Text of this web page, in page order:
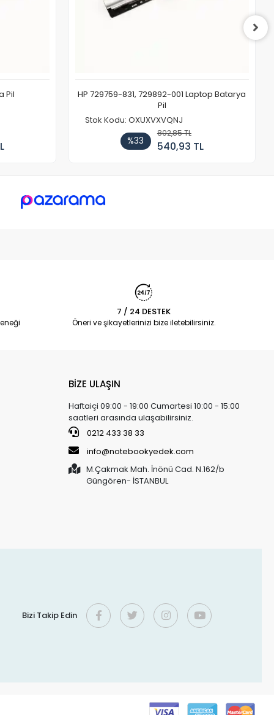
Pil
HP 729759-831, 729892-001 Laptop Batarya
Pil
Stok Kodu: OXUXVXVQNJ
%33
802,85 TL
540,93 TL
7 / 24 DESTEK
Öneri ve şikayetlerinizi bize iletebilirsiniz.
BİZE ULAŞIN
Haftaiçi 09:00 - 19:00 Cumartesi 10:00 - 15:00
saatleri arasında ulaşabilirsiniz.
0212 433 38 33
info@notebookyedek.com
M.Çakmak Mah. İnönü Cad. N.162/b
Güngören- İSTANBUL
Bizi Takip Edin